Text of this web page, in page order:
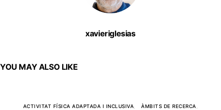
xavieriglesias
YOU MAY ALSO LIKE
ACTIVITAT FÍSICA ADAPTADA I INCLUSIVA
ÀMBITS DE RECERCA